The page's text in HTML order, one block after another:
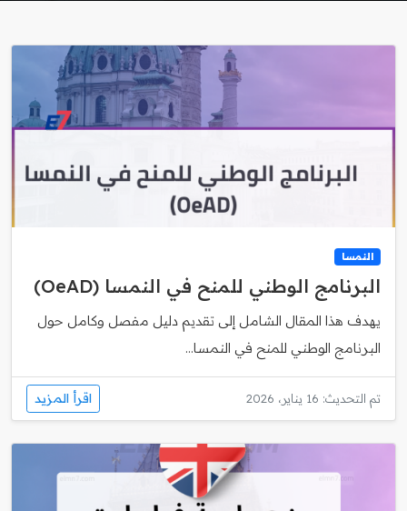
النمسا
البرنامج الوطني للمنح في النمسا (OeAD)
يهدف هذا المقال الشامل إلى تقديم دليل مفصل وكامل حول
البرنامج الوطني للمنح في النمسا...
تم التحديث: 16 يناير، 2026 اقرأ المزيد